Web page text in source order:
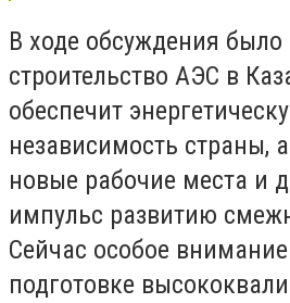
В ходе обсуждения было
строительство АЭС в
обеспечит
независимость страны,
новые рабочие места и
импульс развитию
Сейчас особое
подготовке